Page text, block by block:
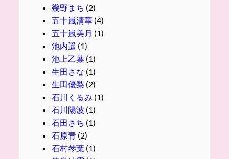
幾野まち (2)
五十嵐清華(4)
五十嵐美月 (1)
池内遥 (1)
池上乙葉(1)
生田さな (1)
生田優梨 (2)
石川くるみ (1)
石川陽波 (1)
石田さち (1)
石原青(2)
石村琴葉(1)